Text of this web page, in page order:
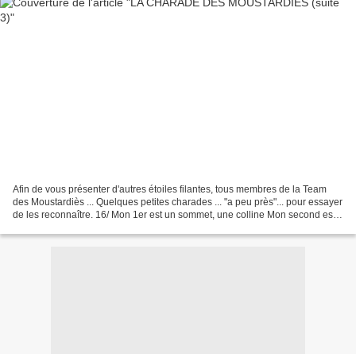
Afin de vous présenter d'autres étoiles filantes, tous membres de la Team
des Moustardiès ... Quelques petites charades ... "a peu près"... pour essayer
de les reconnaître. 16/ Mon 1er est un sommet, une colline Mon second est